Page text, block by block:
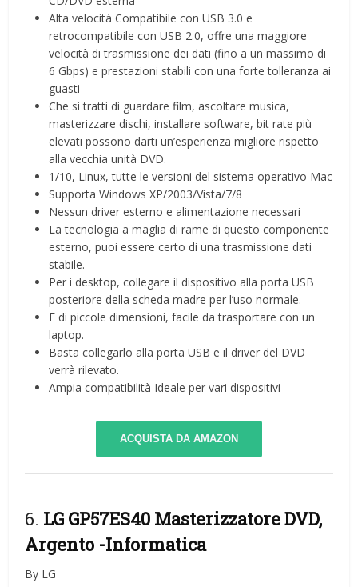
Alta velocità Compatibile con USB 3.0 e
retrocompatibile con USB 2.0, offre una maggiore
velocità di trasmissione dei dati (fino a un massimo di
6 Gbps) e prestazioni stabili con una forte tolleranza ai
guasti
Che si tratti di guardare film, ascoltare musica,
masterizzare dischi, installare software, bit rate più
elevati possono darti un’esperienza migliore rispetto
alla vecchia unità DVD.
1/10, Linux, tutte le versioni del sistema operativo Mac
Supporta Windows XP/2003/Vista/7/8
Nessun driver esterno e alimentazione necessari
La tecnologia a maglia di rame di questo componente
esterno, puoi essere certo di una trasmissione dati
stabile.
Per i desktop, collegare il dispositivo alla porta USB
posteriore della scheda madre per l’uso normale.
E di piccole dimensioni, facile da trasportare con un
laptop.
Basta collegarlo alla porta USB e il driver del DVD
verrà rilevato.
Ampia compatibilità Ideale per vari dispositivi
ACQUISTA DA AMAZON
6. LG GP57ES40 Masterizzatore DVD,
Argento -Informatica
By LG